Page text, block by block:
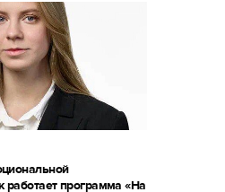
работает программа «На